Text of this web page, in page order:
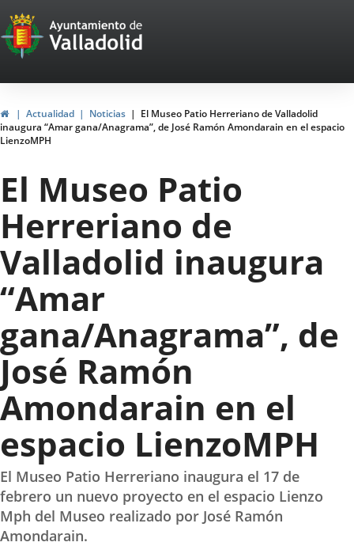
Portal
Web
del
Ayuntamiento
de
Valladolid
InicioActualidad Noticias
El Museo Patio Herreriano de Valladolid
inaugura “Amar gana/Anagrama”, de José Ramón Amondarain en el espacio
LienzoMPH
El Museo Patio
Herreriano de
Valladolid inaugura
“Amar
gana/Anagrama”, de
José Ramón
Amondarain en el
espacio LienzoMPH
El Museo Patio Herreriano inaugura el 17 de
febrero un nuevo proyecto en el espacio Lienzo
Mph del Museo realizado por José Ramón
Amondarain.